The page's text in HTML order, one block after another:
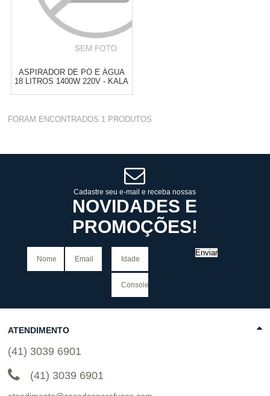
ASPIRADOR DE PÓ E ÁGUA
18 LITROS 1400W 220V - KALA
Varejo: R$ 4.050,70
10 x de R$ 255,09
FORAM ENCONTRADOS 1 PRODUTOS
Cadastre seu e-mail e receba nossas
NOVIDADES E
PROMOÇÕES!
Enviar
ATENDIMENTO
(41) 3039 6901
(41) 3039 6901